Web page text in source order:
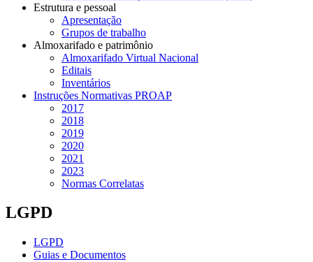
Estrutura e pessoal
Apresentação
Grupos de trabalho
Almoxarifado e patrimônio
Almoxarifado Virtual Nacional
Editais
Inventários
Instruções Normativas PROAP
2017
2018
2019
2020
2021
2023
Normas Correlatas
LGPD
LGPD
Guias e Documentos